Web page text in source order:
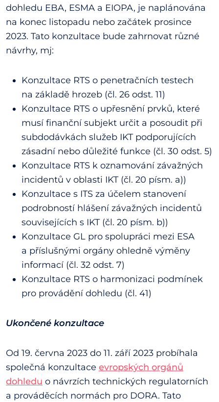
dohledu EBA, ESMA a EIOPA, je naplánována
na konec listopadu nebo začátek prosince
2023. Tato konzultace bude zahrnovat různé
návrhy, mj:
Konzultace RTS o penetračních testech
na základě hrozeb (čl. 26 odst. 11)
Konzultace RTS o upřesnění prvků, které
musí finanční subjekt určit a posoudit při
subdodávkách služeb IKT podporujících
zásadní nebo důležité funkce (čl. 30 odst. 5)
Konzultace RTS k oznamování závažných
incidentů v oblasti IKT (čl. 20 písm. a))
Konzultace s ITS za účelem stanovení
podrobností hlášení závažných incidentů
souvisejících s IKT (čl. 20 písm. b))
Konzultace GL pro spolupráci mezi ESA
a příslušnými orgány ohledně výměny
informací (čl. 32 odst. 7)
Konzultace RTS o harmonizaci podmínek
pro provádění dohledu (čl. 41)
Ukončené konzultace
Od 19. června 2023 do 11. září 2023 probíhala
společná konzultace evropských orgánů
dohledu o návrzích technických regulatorních
a prováděcích normách pro DORA. Tato